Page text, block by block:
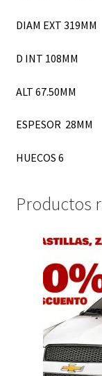
DIAM EXT 319MM
D INT 108MM
ALT 67.50MM
ESPESOR 28MM
HUECOS 6
Productos